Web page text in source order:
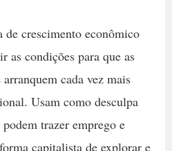
crescimento econômico
as condições para que as
cada vez mais
Usam como desculpa
trazer emprego e
capitalista de explorar e